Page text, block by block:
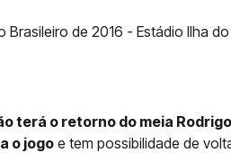
de 2016 - Estádio Ilha do
terá o retorno do meia Rodrigo
o jogo e tem possibilidade de